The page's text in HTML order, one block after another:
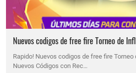
Nuevos codigos de free fire Torneo de
Rapido! Nuevos codigos de free fire
Nuevos Códigos con Rec…